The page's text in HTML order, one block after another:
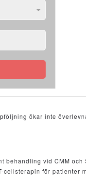
ökar inte
behandling vid CMM och
cellsterapin för patienter